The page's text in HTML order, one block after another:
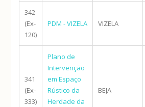
342
(Ex-
120)
PDM - VIZELA VIZELA
341
(Ex-
333)
Plano de
Intervenção
em Espaço
Rústico da
Herdade da
BEJA